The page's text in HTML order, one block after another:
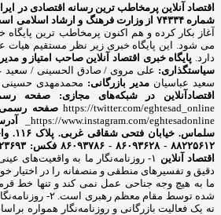
اقتصاد آنلاین پرمخاطب ترین رسانه اقتصادی در
شماره ۷۴۳۳۴ از وزارت فرهنگ و ارشاد اسلامی است.
آغاز بکار کرده و هم اکنون پرمخاطب ترین
می شود. این پایگاه خبری زیر نظر مستقیم هیات
دارد. پایگاه خبری اقتصاد آنلاین صاحب امتیاز و
سیاستگذاری: علی مروی / صادق الحسینی / سعید
سعید عباسیان مدیر بازرگانی: محمدمهدی حسینی
اقتصادآنلاین در شبکه‌های مجازی:
صفحه
https://twitter.com/eghtesad_online صفحه رسمی
https://www.instagram.com/eghtesadonline_
سلماس. خیابان فتحی شقاقی غربی. پلاک ۱۱۶. واحد ۱
۸۸۲۲۵۶۱۲ - ۸۶۰۹۳۶۲۸ - ۸۶۰۹۳۷۸۶ فکس: ۸۸۰۲۳۶۹۳
اقتصاد آنلاین
۱- روزنامه‌نگار ما به واقعیت‌های
دقیق و تفسیرهای منطقی و منصفانه را در اختیار
ما به هیچ وجه جناحی عمل نمی کند و تنها خط
شده توسط مقام
نه یک فعالیت بازرگانی و روزنامه‌نگار همواره